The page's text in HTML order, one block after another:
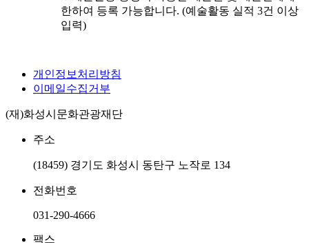
한하여 등록 가능합니다. (예술활동 실적 3건 이상
입력)
개인정보처리방침
이메일수집거부
(재)화성시문화관광재단
주소
(18459) 경기도 화성시 동탄구 노작로 134
전화번호
031-290-4666
팩스